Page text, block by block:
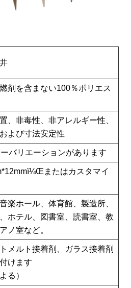
剤を含まない100％ポリエス
、非毒性、非アレルギー性、
よび寸法安定性
バリエーションがあります
またはカスタマイ
楽ホール、体育館、製造所、
ホテル、図書室、読書室、教
ノ室など。
メルト接着剤、ガラス接着剤
けます
る）